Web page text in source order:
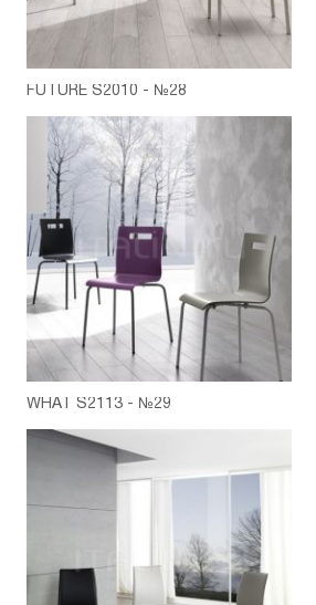
FUTURE S2010 - №28
WHAT S2113 - №29